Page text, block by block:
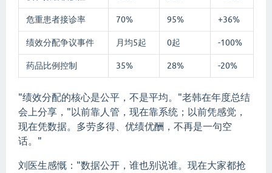
危重患者接诊率 70% 95% +36%
绩效分配争议事件 月均5起 0起 -100%
药品比例控制 35% 28% -20%
"绩效分配的核心是公平，不是平均。"老韩在年度总结
会上分享，"以前靠人管，现在靠系统；以前凭感觉，
现在凭数据。多劳多得、优绩优酬，不再是一句空
话。"
刘医生感慨："数据公开，谁也别说谁。现在大家都抢